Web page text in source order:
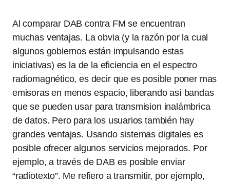
Al comparar DAB contra FM se encuentran
muchas ventajas. La obvia (y la razón por la cual
algunos gobiernos están impulsando estas
iniciativas) es la de la eficiencia en el espectro
radiomagnético, es decir que es posible poner mas
emisoras en menos espacio, liberando así bandas
que se pueden usar para transmision inalámbrica
de datos. Pero para los usuarios también hay
grandes ventajas. Usando sistemas digitales es
posible ofrecer algunos servicios mejorados. Por
ejemplo, a través de DAB es posible enviar
“radiotexto”. Me refiero a transmitir, por ejemplo,